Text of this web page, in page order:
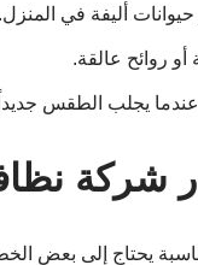
أليفة في المنزل.
روائح عالقة.
يجلب الطقس جديداً
شركة
يحتاج إلى بعض